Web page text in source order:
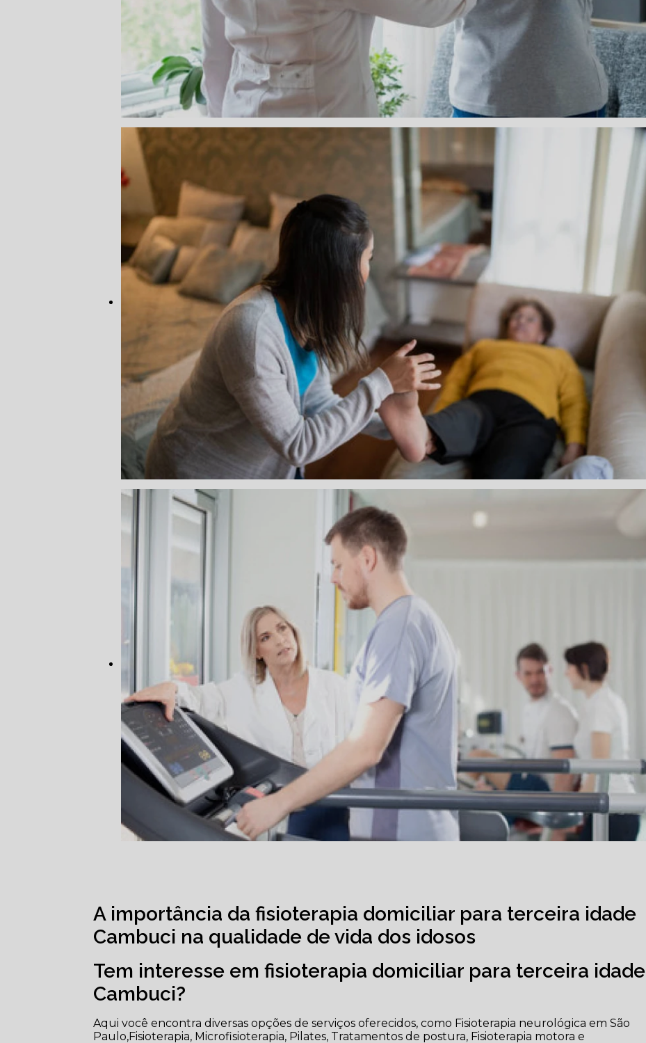
A importância da fisioterapia domiciliar para terceira idade
Cambuci na qualidade de vida dos idosos
Tem interesse em fisioterapia domiciliar para terceira idade
Cambuci?
Aqui você encontra diversas opções de serviços oferecidos, como Fisioterapia neurológica em São
Paulo,Fisioterapia, Microfisioterapia, Pilates, Tratamentos de postura, Fisioterapia motora e